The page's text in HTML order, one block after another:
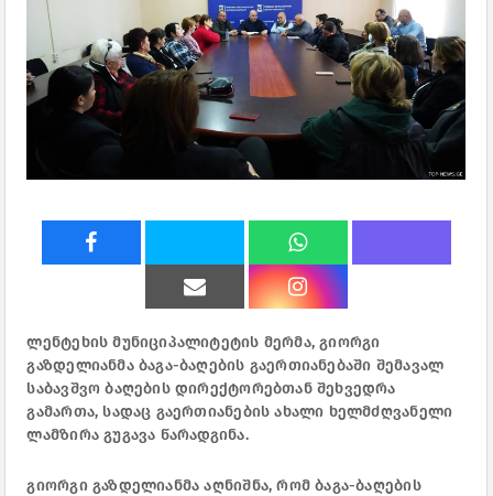
ლენტეხის მუნიციპალიტეტის მერმა, გიორგი
გაზდელიანმა ბაგა-ბაღების გაერთიანებაში შემავალ
საბავშვო ბაღების დირექტორებთან შეხვედრა
გამართა, სადაც გაერთიანების ახალი ხელმძღვანელი
ლამზირა გუგავა წარადგინა.
გიორგი გაზდელიანმა აღნიშნა, რომ ბაგა-ბაღების